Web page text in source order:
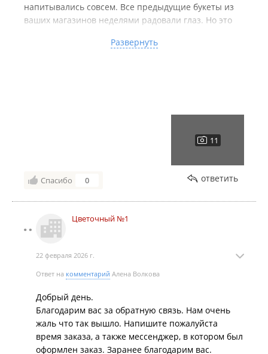
напитывались совсем. Все предыдущие букеты из
ваших магазинов неделями радовали глаз. Но это
фото сделано 14.02. Последующие вчера. Сказать,
Развернуть
Спасибо 0 ответить
Цветочный №1
22 февраля 2026 г.
Ответ на комментарий Алена Волкова
Добрый день.
Благодарим вас за обратную связь. Нам очень
жаль что так вышло. Напишите пожалуйста
время заказа, а также мессенджер, в котором был
оформлен заказ. Заранее благодарим вас.